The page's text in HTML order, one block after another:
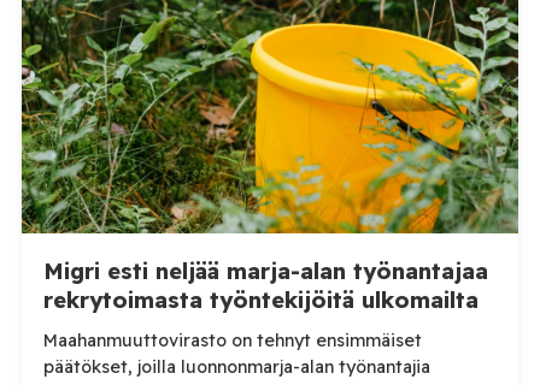
Migri esti neljää marja-alan työnantajaa
rekrytoimasta työntekijöitä ulkomailta
Maahanmuuttovirasto on tehnyt ensimmäiset
päätökset, joilla luonnonmarja-alan työnantajia